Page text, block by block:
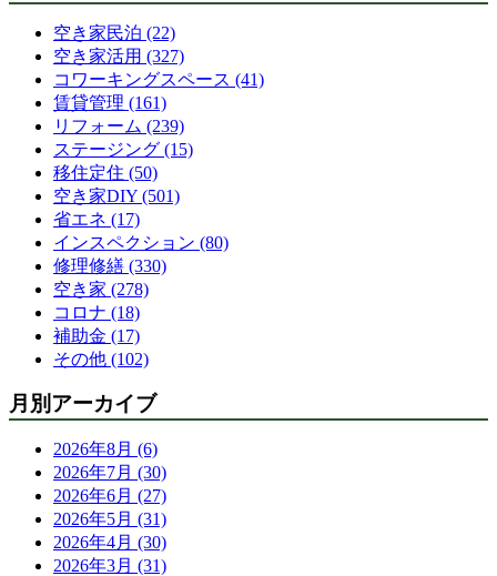
空き家民泊 (22)
空き家活用 (327)
コワーキングスペース (41)
賃貸管理 (161)
リフォーム (239)
ステージング (15)
移住定住 (50)
空き家DIY (501)
省エネ (17)
インスペクション (80)
修理修繕 (330)
空き家 (278)
コロナ (18)
補助金 (17)
その他 (102)
月別アーカイブ
2026年8月 (6)
2026年7月 (30)
2026年6月 (27)
2026年5月 (31)
2026年4月 (30)
2026年3月 (31)